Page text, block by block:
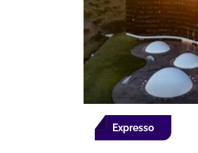
Expresso